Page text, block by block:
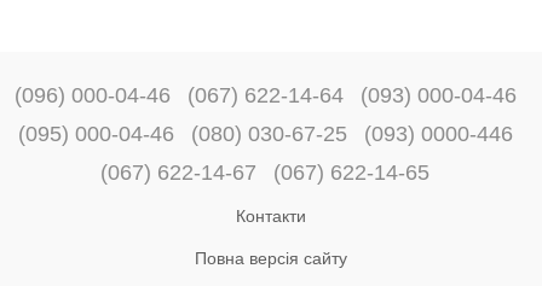
(096) 000-04-46 (067) 622-14-64
(093) 000-04-46
(095) 000-04-46
(080) 030-67-25
(093) 0000-446
(067) 622-14-67
(067) 622-14-65
Контакти
Повна версія сайту